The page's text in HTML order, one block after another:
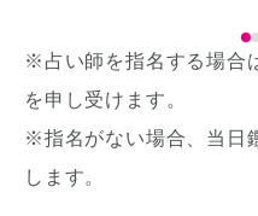
※占い師を指名する場合
を申し受けます。
※指名がない場合、当日
します。